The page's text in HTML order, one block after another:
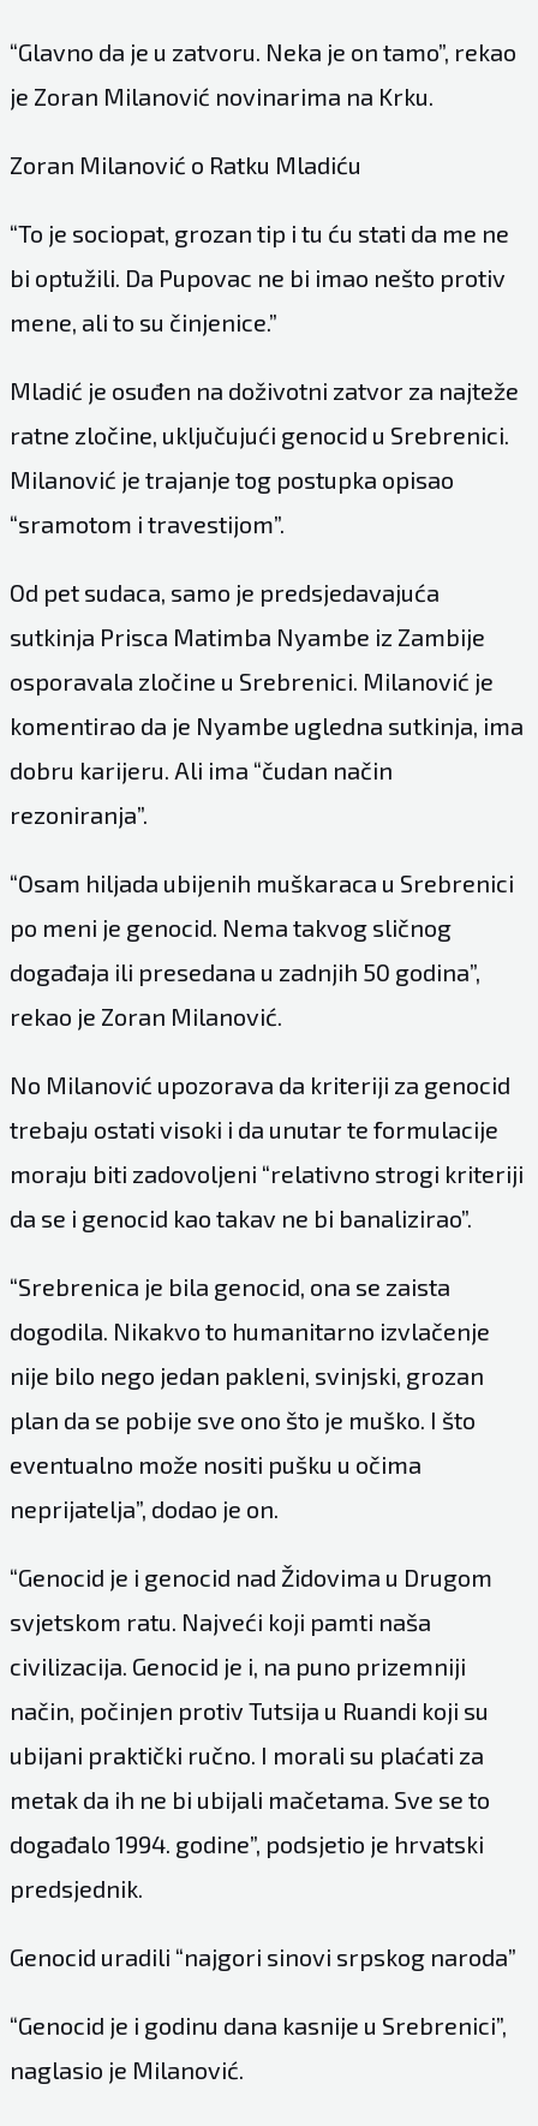
“Glavno da je u zatvoru. Neka je on tamo”, rekao
je Zoran Milanović novinarima na Krku.
Zoran Milanović o Ratku Mladiću
“To je sociopat, grozan tip i tu ću stati da me ne
bi optužili. Da Pupovac ne bi imao nešto protiv
mene, ali to su činjenice.”
Mladić je osuđen na doživotni zatvor za najteže
ratne zločine, uključujući genocid u Srebrenici.
Milanović je trajanje tog postupka opisao
“sramotom i travestijom”.
Od pet sudaca, samo je predsjedavajuća
sutkinja Prisca Matimba Nyambe iz Zambije
osporavala zločine u Srebrenici. Milanović je
komentirao da je Nyambe ugledna sutkinja, ima
dobru karijeru. Ali ima “čudan način
rezoniranja”.
“Osam hiljada ubijenih muškaraca u Srebrenici
po meni je genocid. Nema takvog sličnog
događaja ili presedana u zadnjih 50 godina”,
rekao je Zoran Milanović.
No Milanović upozorava da kriteriji za genocid
trebaju ostati visoki i da unutar te formulacije
moraju biti zadovoljeni “relativno strogi kriteriji
da se i genocid kao takav ne bi banalizirao”.
“Srebrenica je bila genocid, ona se zaista
dogodila. Nikakvo to humanitarno izvlačenje
nije bilo nego jedan pakleni, svinjski, grozan
plan da se pobije sve ono što je muško. I što
eventualno može nositi pušku u očima
neprijatelja”, dodao je on.
“Genocid je i genocid nad Židovima u Drugom
svjetskom ratu. Najveći koji pamti naša
civilizacija. Genocid je i, na puno prizemniji
način, počinjen protiv Tutsija u Ruandi koji su
ubijani praktički ručno. I morali su plaćati za
metak da ih ne bi ubijali mačetama. Sve se to
događalo 1994. godine”, podsjetio je hrvatski
predsjednik.
Genocid uradili “najgori sinovi srpskog naroda”
“Genocid je i godinu dana kasnije u Srebrenici”,
naglasio je Milanović.